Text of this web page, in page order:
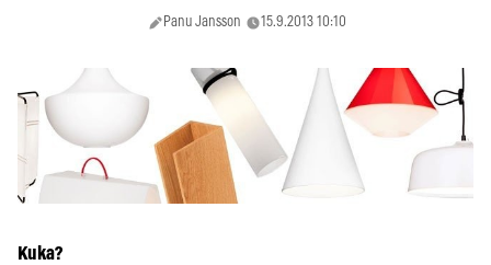
Panu Jansson 15.9.2013 10:10
Kuka?